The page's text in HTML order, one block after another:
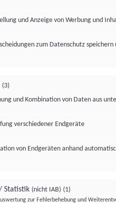
und Anzeige von Werbung und
zum Datenschutz
(3)
und Kombination von Daten aus
verschiedener Endgeräte
von Endgeräten anhand
Statistik (nicht IAB) (1)
zur Fehlerbehebung und